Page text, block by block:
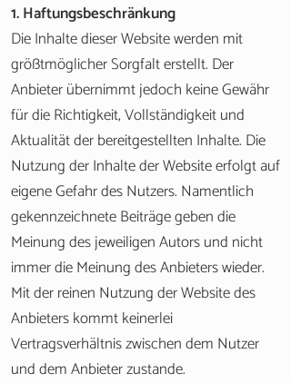
1. Haftungsbeschränkung
Die Inhalte dieser Website werden mit
größtmöglicher Sorgfalt erstellt. Der
Anbieter übernimmt jedoch keine Gewähr
für die Richtigkeit, Vollständigkeit und
Aktualität der bereitgestellten Inhalte. Die
Nutzung der Inhalte der Website erfolgt auf
eigene Gefahr des Nutzers. Namentlich
gekennzeichnete Beiträge geben die
Meinung des jeweiligen Autors und nicht
immer die Meinung des Anbieters wieder.
Mit der reinen Nutzung der Website des
Anbieters kommt keinerlei
Vertragsverhältnis zwischen dem Nutzer
und dem Anbieter zustande.